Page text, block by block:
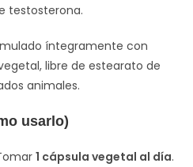
testosterona.
íntegramente con
libre de estearato de
animales.
usarlo)
1 cápsula vegetal al día.